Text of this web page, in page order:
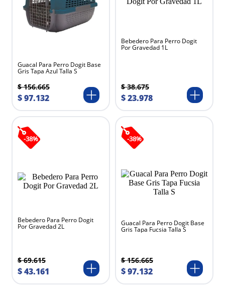
Guacal Para Perro Dogit Base
Gris Tapa Azul Talla S
$ 156.665
$97.132
Bebedero Para Perro Dogit
Por Gravedad 1L
$ 38.675
$23.978
-38%
Bebedero Para Perro Dogit
Por Gravedad 2L
$ 69.615
$43.161
-38%
Guacal Para Perro Dogit Base
Gris Tapa Fucsia Talla S
$ 156.665
$97.132